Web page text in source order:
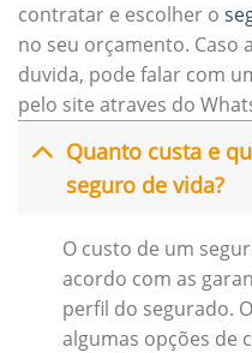
contratar e escolher o
no seu orçamento. Caso
duvida, pode falar com
pelo site atraves do
Quanto custa e
seguro de vida?
O custo de um
acordo com as
perfil do segurado.
algumas opções de